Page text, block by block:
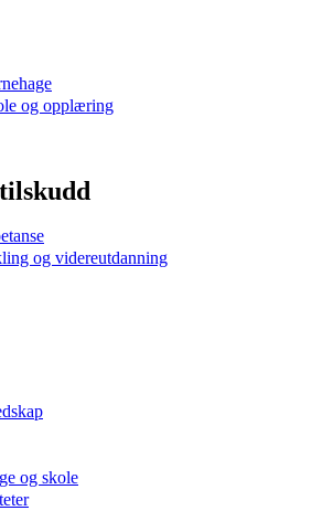
og opplæring
og videreutdanning
og skole